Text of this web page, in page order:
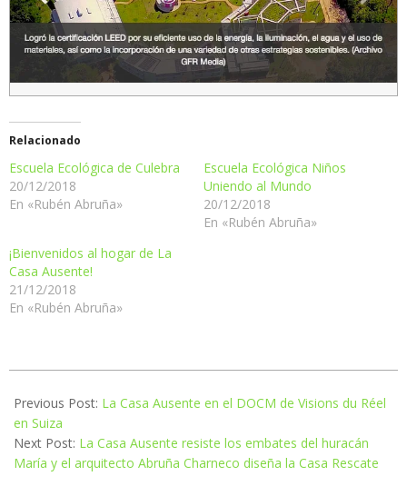
Relacionado
Escuela Ecológica de Culebra
20/12/2018
En «Rubén Abruña»
Escuela Ecológica Niños
Uniendo al Mundo
20/12/2018
En «Rubén Abruña»
¡Bienvenidos al hogar de La
Casa Ausente!
21/12/2018
En «Rubén Abruña»
12-
20
Previous Post: La Casa Ausente en el DOCM de Visions du Réel
en Suiza
Next Post: La Casa Ausente resiste los embates del huracán
María y el arquitecto Abruña Charneco diseña la Casa Rescate